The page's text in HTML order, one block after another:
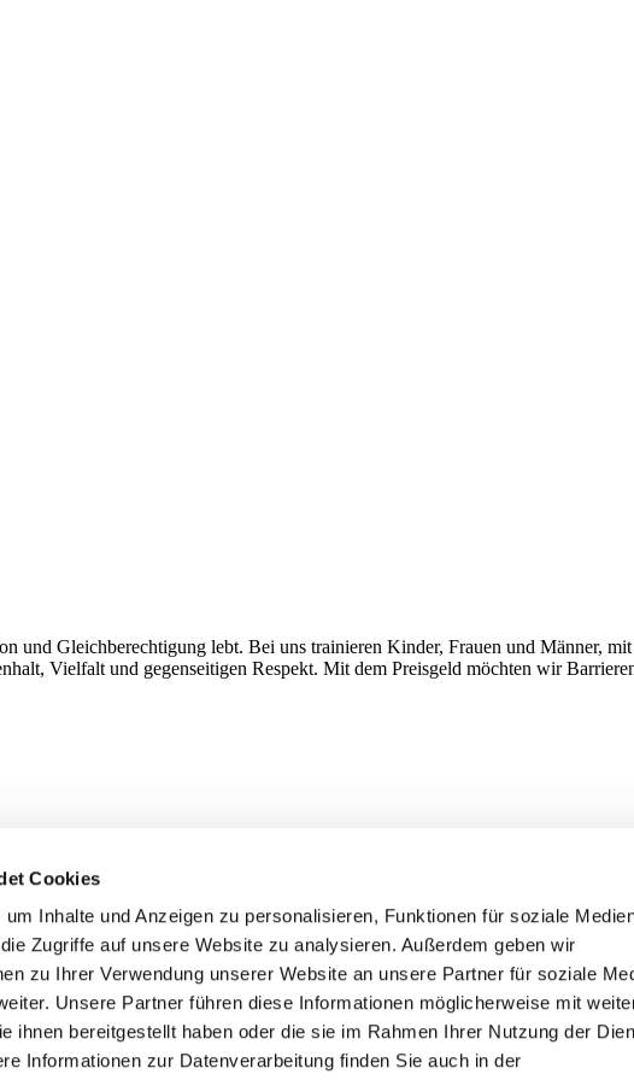
Cookies
Inhalte und Anzeigen zu personalisieren, Funktionen für soziale
Zugriffe auf unsere Website zu analysieren. Außerdem geben wir
zu Ihrer Verwendung unserer Website an unsere Partner für soziale
Unsere Partner führen diese Informationen möglicherweise mit
ihnen bereitgestellt haben oder die sie im Rahmen Ihrer Nutzung der
Informationen zur Datenverarbeitung finden Sie auch in der
und Gleichberechtigung lebt. Bei uns trainieren Kinder, Frauen und Männer,
Vielfalt und gegenseitigen Respekt. Mit dem Preisgeld möchten wir
die von mir in das Teilnahmeformular eingegebenen Daten zur Bearbeitung